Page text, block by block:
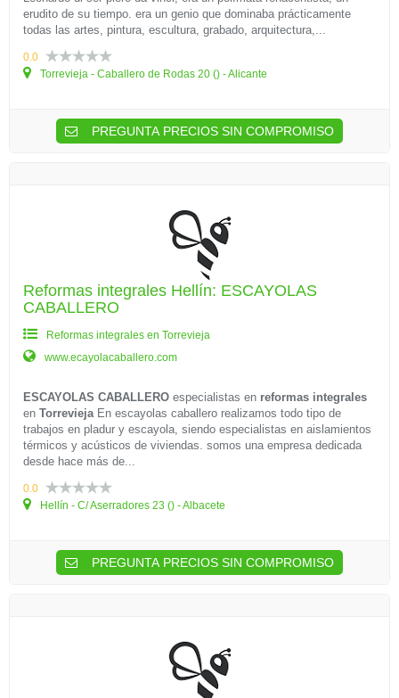
erudito de su tiempo. era un genio que dominaba prácticamente
todas las artes, pintura, escultura, grabado, arquitectura,...
0.0
Torrevieja - Caballero de Rodas 20 () - Alicante
PREGUNTA PRECIOS SIN COMPROMISO
Reformas integrales Hellín: ESCAYOLAS
CABALLERO
Reformas integrales en Torrevieja
www.ecayolacaballero.com
ESCAYOLAS CABALLERO especialistas en reformas integrales
en TorreviejaEn escayolas caballero realizamos todo tipo de
trabajos en pladur y escayola, siendo especialistas en aislamientos
térmicos y acústicos de viviendas. somos una empresa dedicada
desde hace más de...
0.0
Hellín - C/ Aserradores 23 () - Albacete
PREGUNTA PRECIOS SIN COMPROMISO